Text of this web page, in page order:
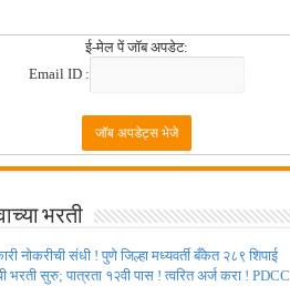
ई-मेल पें जॉब अपडेट:
Email ID :
भरती
नोकरीची संधी ! पुणे जिल्हा मध्यवर्ती बँकेत २८९ शिपाई
भरती सुरु; पात्रता १२वी पास ! त्वरित अर्ज करा ! PDCC